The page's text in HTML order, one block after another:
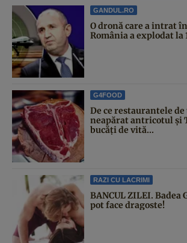
GANDUL.RO
O dronă care a intrat
România a explodat la
G4FOOD
De ce restaurantele
neapărat antricotul și
bucăți de vită...
RAZI CU LACRIMI
BANCUL ZILEI. Badea
pot face dragoste!